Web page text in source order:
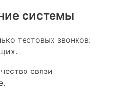
системы
тестовых звонков:
связи